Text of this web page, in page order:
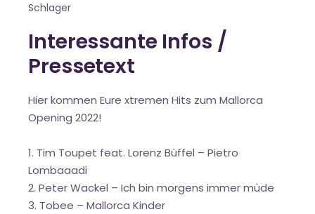
Schlager
Interessante Infos /
Pressetext
Hier kommen Eure xtremen Hits zum Mallorca
Opening 2022!
1. Tim Toupet feat. Lorenz Büffel – Pietro
Lombaaadi
2. Peter Wackel – Ich bin morgens immer müde
3. Tobee – Mallorca Kinder